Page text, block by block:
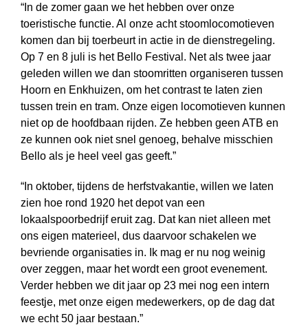
“In de zomer gaan we het hebben over onze
toeristische functie. Al onze acht stoomlocomotieven
komen dan bij toerbeurt in actie in de dienstregeling.
Op 7 en 8 juli is het Bello Festival. Net als twee jaar
geleden willen we dan stoomritten organiseren tussen
Hoorn en Enkhuizen, om het contrast te laten zien
tussen trein en tram. Onze eigen locomotieven kunnen
niet op de hoofdbaan rijden. Ze hebben geen ATB en
ze kunnen ook niet snel genoeg, behalve misschien
Bello als je heel veel gas geeft.”
“In oktober, tijdens de herfstvakantie, willen we laten
zien hoe rond 1920 het depot van een
lokaalspoorbedrijf eruit zag. Dat kan niet alleen met
ons eigen materieel, dus daarvoor schakelen we
bevriende organisaties in. Ik mag er nu nog weinig
over zeggen, maar het wordt een groot evenement.
Verder hebben we dit jaar op 23 mei nog een intern
feestje, met onze eigen medewerkers, op de dag dat
we echt 50 jaar bestaan.”